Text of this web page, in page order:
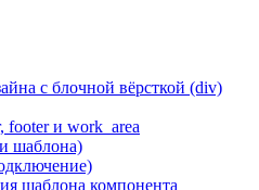
с блочной вёрсткой (div)
footer и work_area
шаблона)
шаблона компонента